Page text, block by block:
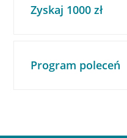
Zyskaj 1000 zł
Program poleceń